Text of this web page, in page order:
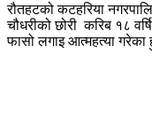
रौतहटको कटहरिया
चौधरीको छोरी करिब १८
फासो लगाइ आत्महत्या